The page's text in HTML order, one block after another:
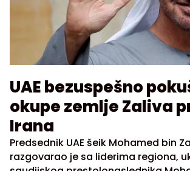
UAE bezuspešno
okupe zemlje Zaliva
Irana
Predsednik UAE šeik Mohamed bin
razgovarao je sa liderima regiona,